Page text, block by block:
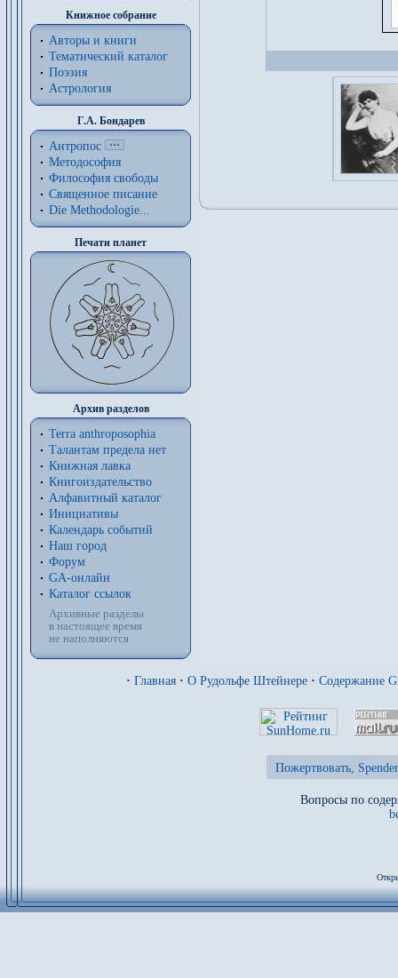
Книжное собрание
Авторы и книги
Тематический каталог
Поэзия
Астрология
Г.А. Бондарев
Антропос
Методософия
Философия cвободы
Священное писание
Die Methodologie...
Печати планет
Архив разделов
Terra anthroposophia
Талантам предела нет
Книжная лавка
Книгоиздательство
Алфавитный каталог
Инициативы
Календарь событий
Наш город
Форум
GA-онлайн
Каталог ссылок
Архивные разделы
в настоящее время
не наполняются
· Главная · О Рудольфе Штейнере · Содержание
Пожертвовать,
Вопросы по